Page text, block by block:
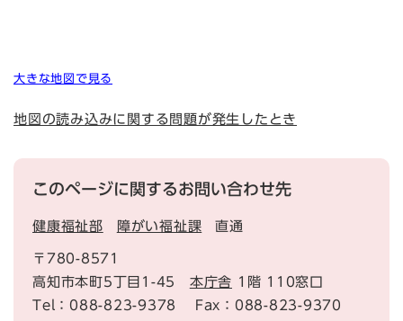
大きな地図で見る
地図の読み込みに関する問題が発生したとき
このページに関するお問い合わせ先
健康福祉部 障がい福祉課 直通
〒780-8571
高知市本町5丁目1-45 本庁舎 1階 110窓口
Tel：088-823-9378
Fax：088-823-9370